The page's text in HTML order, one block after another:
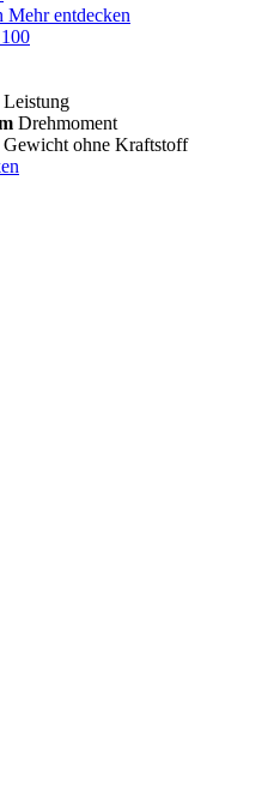
Mehr entdecken
Leistung
Drehmoment
Gewicht ohne Kraftstoff